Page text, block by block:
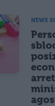
NEWS